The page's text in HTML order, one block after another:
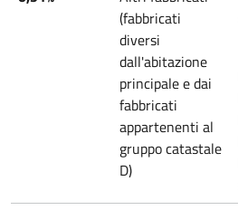
(fabbricati
diversi
dall'abitazione
principale e dai
fabbricati
appartenenti al
gruppo catastale
D)